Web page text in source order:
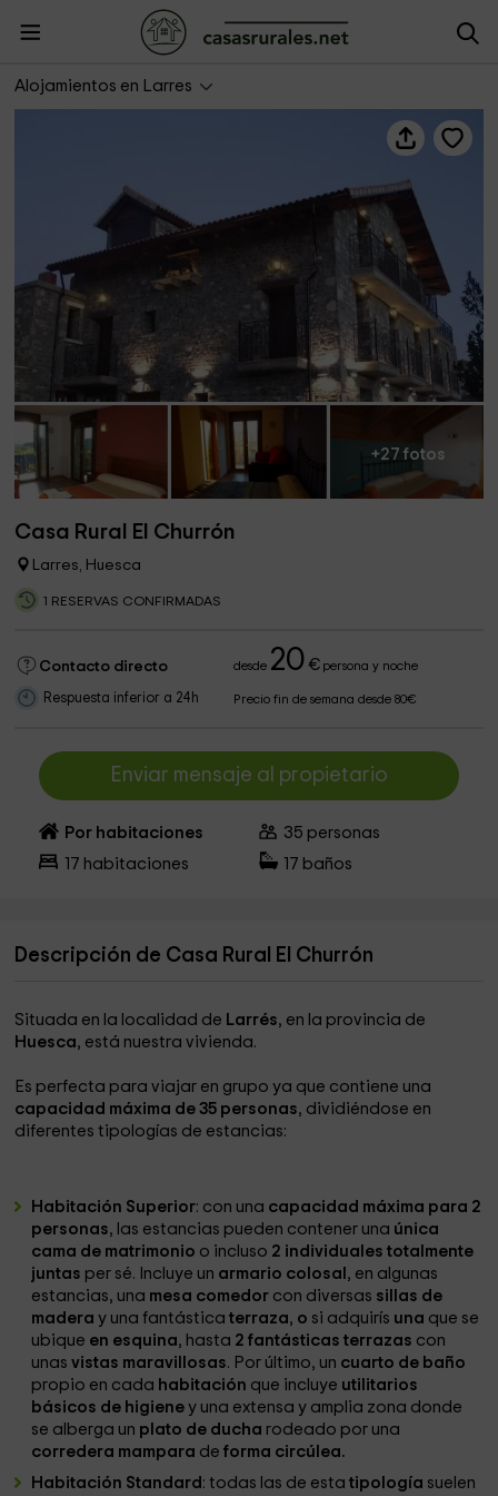
Alojamientos en Larres
Casa Rural El Churrón
+27 fotos
Casa Rural El Churrón
Larres, Huesca
1 RESERVAS CONFIRMADAS
Contacto directo desde 20 €persona y noche
Respuesta inferior a 24h Precio fin de semana desde 80€
Enviar mensaje al propietario
Por habitaciones 35 personas
17 habitaciones 17 baños
Descripción de Casa Rural El Churrón
Situada en la localidad de Larrés, en la provincia de
Huesca, está nuestra vivienda.
Es perfecta para viajar en grupo ya que contiene una
capacidad máxima de 35 personas, dividiéndose en
diferentes tipologías de estancias:
Habitación Superior: con una capacidad máxima para 2
personas, las estancias pueden contener una única
cama de matrimonio o incluso 2 individuales totalmente
juntas per sé. Incluye un armario colosal , en algunas
estancias, una mesa comedor con diversas sillas de
maderay una fantásticaterraza, o si adquirís una que se
ubique en esquina, hasta 2 fantásticas terrazas con
unasvistas maravillosas. Por último, un cuarto de baño
propio en cada habitación que incluye utilitarios
básicos de higiene y una extensa y amplia zona donde
se alberga un plato de ducha rodeado por una
corredera mampara deforma circúlea.
Habitación Standard : todas las de estatipología suelen